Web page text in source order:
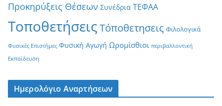
Προκηρύξεις Θέσεων Συνέδρια ΤΕΦΑΑ
ΤοποθετήσειςΤόποθετησεις Φιλολογικά
Φυσικές Επιστήμες Φυσική Αγωγή Ωρομίσθιοι περιβαλλοντική
Εκπαίδευση
Ημερολόγιο Αναρτήσεων